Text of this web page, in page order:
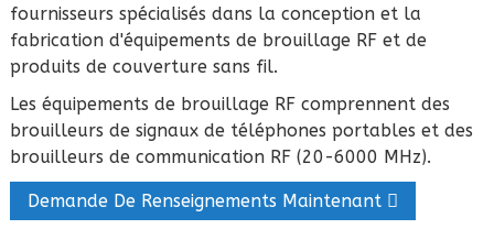
fournisseurs spécialisés dans la conception et la
fabrication d'équipements de brouillage RF et de
produits de couverture sans fil.
Les équipements de brouillage RF comprennent des
brouilleurs de signaux de téléphones portables et des
brouilleurs de communication RF (20-6000 MHz).
Demande De Renseignements Maintenant